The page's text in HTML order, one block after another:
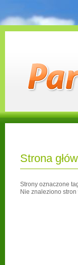
Strona
Strony oznaczone
Nie znaleziono